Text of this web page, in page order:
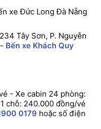
xe Đức Long Đà Nẵng
Tây Sơn, P. Nguyễn
- Bến xe Khách Quy
- Xe cabin 24 phòng:
chỗ: 240.000 đồng/vé
0179 hoặc số điện